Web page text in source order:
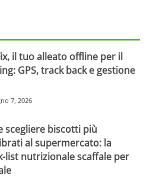
il tuo alleato offline per il
GPS, track back e gestione
7, 2026
scegliere biscotti più
al supermercato: la
list nutrizionale scaffale per